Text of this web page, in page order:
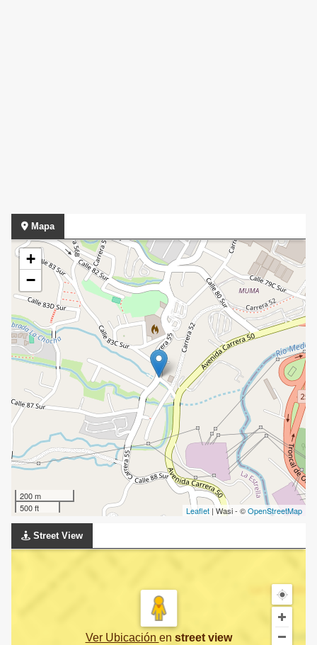
Mapa
+
−
200 m
500 ft
Leaflet | Wasi - ©OpenStreetMap
Street View
Ver Ubicación en street view